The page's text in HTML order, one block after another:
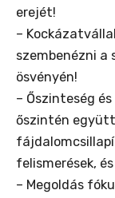
erejét!
–
szembenézni a
ösvényén!
– Őszinteség
őszintén együtt
felismerések,
– Megoldás